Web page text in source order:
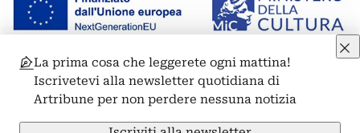
© 2011-2026 ARTRIBUNE srl – Corso Vittorio Emanuele II, 287 –
00186 Roma - P.I. 11381581005
Privacy: Responsabile della protezione dei dati personali
ARTRIBUNE srl – Corso Vittorio Emanuele II, 287 – 00186 Roma
La prima cosa che leggerete ogni mattina!
Iscrivetevi alla newsletter quotidiana di
Artribune per non perdere nessuna notizia